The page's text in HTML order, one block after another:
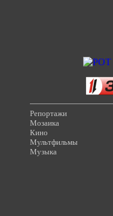
Репортажи
Мозаика
Кино
Мультфильмы
Музыка